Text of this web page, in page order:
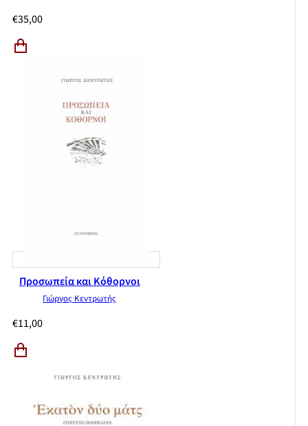
€35,00
Προσωπεία και Κόθορνοι
Γιώργος Κεντρωτής
€11,00